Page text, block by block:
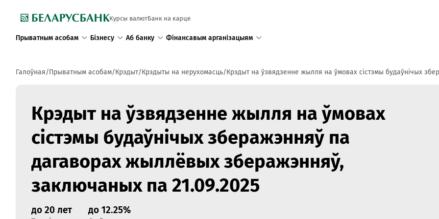
Курсы валютБанк на карце
Прыватным асобам Бізнесу Аб банку Фінансавым арганізацыям
Галоўная Прыватным асобам Крэдыт Крэдыты на нерухомасць Крэдыт на ўзвядзенне жылля на ўмовах сістэмы будаўнічых
Крэдыт на ўзвядзенне жылля на ўмовах
сістэмы будаўнічых зберажэнняў па
дагаворах жыллёвых зберажэнняў,
заключаных па 21.09.2025
до 20 лет до 12.25%